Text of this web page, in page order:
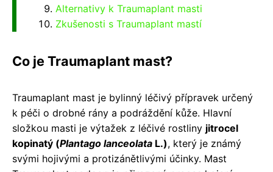
Alternativy k Traumaplant masti
Zkušenosti s Traumaplant mastí
Co je Traumaplant mast?
Traumaplant mast je bylinný léčivý přípravek určený
k péči o drobné rány a podráždění kůže. Hlavní
složkou masti je výtažek z léčivé rostliny jitrocel
kopinatý (Plantago lanceolata L.), který je známý
svými hojivými a protizánětlivými účinky. Mast